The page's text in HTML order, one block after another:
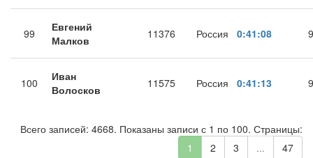
99
Евгений
Малков
11376 Россия 0:41:08
100
Иван
Волосков
11575 Россия 0:41:13
Всего записей: 4668. Показаны записи с 1 по 100. Страницы:
1
2 3 ... 47